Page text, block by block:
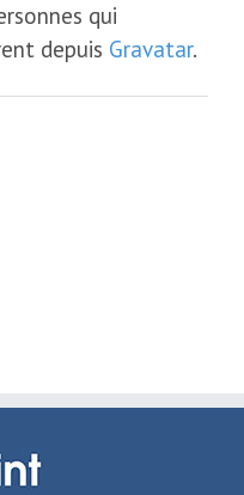
qui
depuis Gravatar.